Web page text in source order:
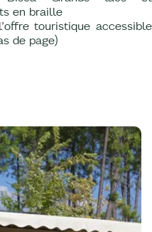
en braille
touristique accessible
de page)